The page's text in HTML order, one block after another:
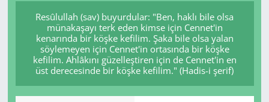
Resûlullah (sav) buyurdular: "Ben, haklı bile olsa
münakaşayı terk eden kimse için Cennet'in
kenarında bir köşke kefilim. Şaka bile olsa yalan
söylemeyen için Cennet'in ortasında bir köşke
kefilim. Ahlâkını güzelleştiren için de Cennet'in en
üst derecesinde bir köşke kefilim." (Hadis-i şerif)
Muğla
Politika
Uşak